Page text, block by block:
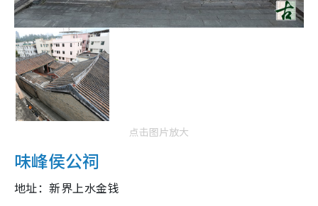
点击图片放大
味峰侯公祠
地址：新界上水金钱